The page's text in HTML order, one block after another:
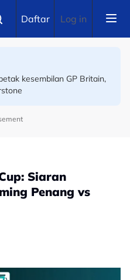
Daftar Log in
emas pertama
kesembilan GP Britain,
Siaran
Penang vs